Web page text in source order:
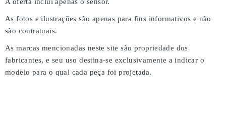
As fotos e ilustrações são apenas para fins informativos e não
são contratuais.
As marcas mencionadas neste site são propriedade dos
fabricantes, e seu uso destina-se exclusivamente a indicar o
modelo para o qual cada peça foi projetada.